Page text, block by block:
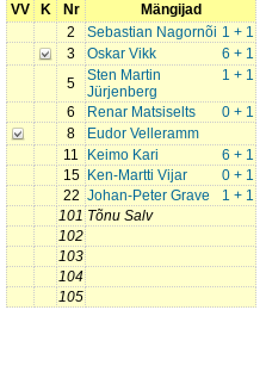
VV
K Nr
Mängijad
2
1 + 1
Sebastian Nagornõi
3
6 + 1
Oskar Vikk
5
1 + 1
Sten Martin
Jürjenberg
6
0 + 1
Renar Matsiselts
8
Eudor Velleramm
11
6 + 1
Keimo Kari
15
0 + 1
Ken-Martti Vijar
22
1 + 1
Johan-Peter Grave
101 Tõnu Salv
102
103
104
105